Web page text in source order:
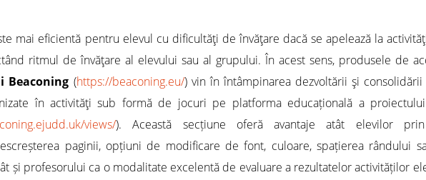
mai eficientă pentru elevul cu dificultăţi de învăţare dacă se apelează la
ritmul de învăţare al elevului sau al grupului. În acest sens, produsele de
Beaconing (https://beaconing.eu/) vin în întâmpinarea dezvoltării şi
în activităţi sub formă de jocuri pe platforma educațională a
views/). Această secțiune oferă avantaje atât elevilor
paginii, opțiuni de modificare de font, culoare, spațierea rândului
și profesorului ca o modalitate excelentă de evaluare a rezultatelor activităților